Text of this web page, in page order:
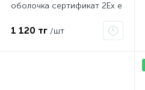
оболочка сертификат 2Ex e
PHC-30
1 120 тг /шт